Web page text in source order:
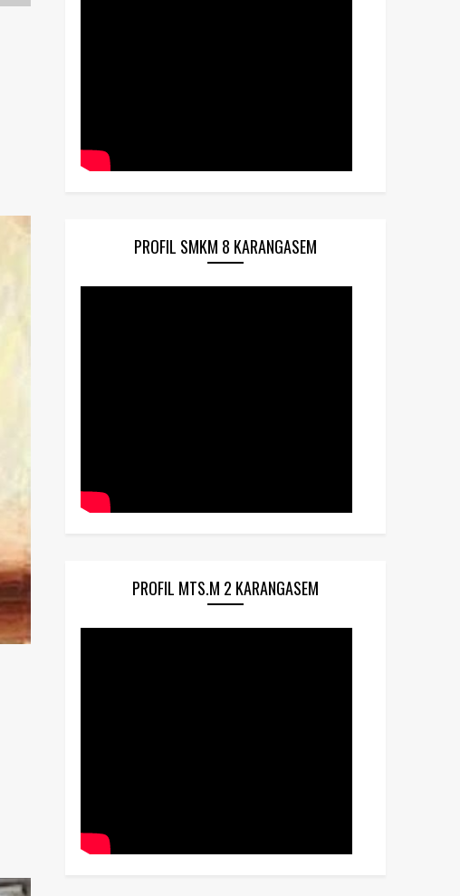
PROFIL SMKM 8 KARANGASEM
PROFIL MTS.M 2 KARANGASEM